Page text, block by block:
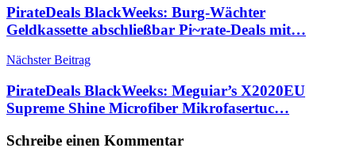
PirateDeals BlackWeeks: Burg-Wächter
Geldkassette abschließbar Pi~rate-Deals mit…
Nächster Beitrag
PirateDeals BlackWeeks: Meguiar’s X2020EU
Supreme Shine Microfiber Mikrofasertuc…
Schreibe einen Kommentar